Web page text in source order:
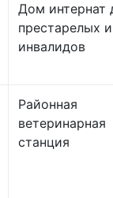
Дом интернат
престарелых и
инвалидов
Районная
ветеринарная
станция